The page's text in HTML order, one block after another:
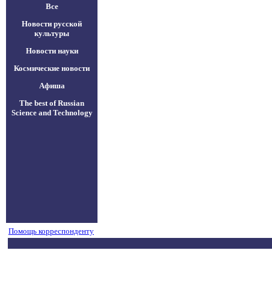
Все
Новости русской
культуры
Новости науки
Космические новости
Афиша
The best of Russian
Science and Technology
Помощь корреспонденту